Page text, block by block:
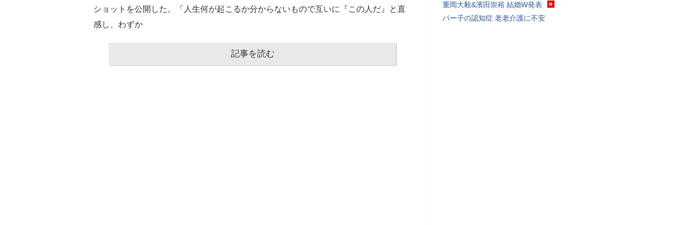
ショットを公開した。「人生何が起こるか分からないもので互いに『この人だ』と直
感し、わずか
記事を読む
重岡大毅&濱田崇裕 結婚W発表
パー子の認知症 老老介護に不安